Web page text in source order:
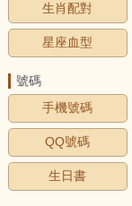
生肖配對
星座血型
號碼
手機號碼
QQ號碼
生日書